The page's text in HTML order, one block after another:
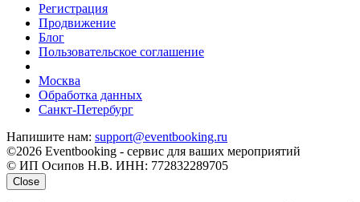
Регистрация
Продвижение
Блог
Пользовательское соглашение
Москва
Обработка данных
Санкт-Петербург
Напишите нам: support@eventbooking.ru
©2026 Eventbooking - сервис для ваших мероприятий
© ИП Осипов Н.В. ИНН: 772832289705
Close